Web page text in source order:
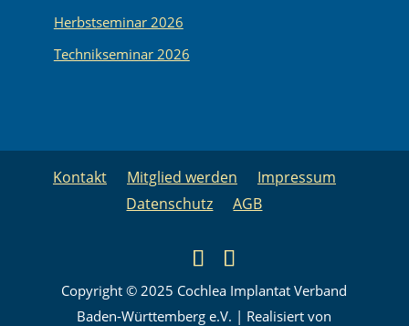
Herbstseminar 2026
Technikseminar 2026
Kontakt Mitglied werden
Impressum
Datenschutz
AGB
Copyright © 2025 Cochlea Implantat Verband
Baden-Württemberg e.V. | Realisiert von